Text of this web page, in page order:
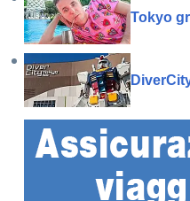
Tokyo